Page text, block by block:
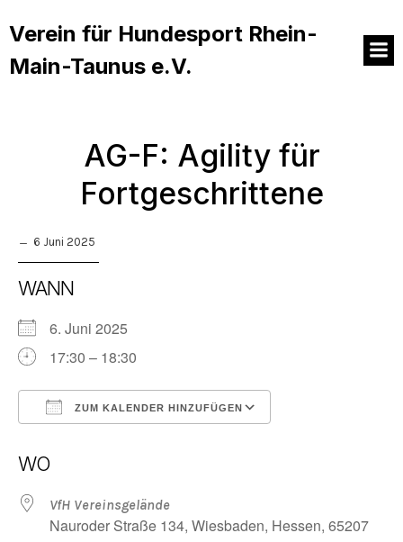
Verein für Hundesport Rhein-
Main-Taunus e.V.
AG-F: Agility für
Fortgeschrittene
6 Juni 2025
WANN
6. Juni 2025
17:30 – 18:30
ZUM KALENDER HINZUFÜGEN
WO
VfH Vereinsgelände
Nauroder Straße 134, Wiesbaden, Hessen, 65207